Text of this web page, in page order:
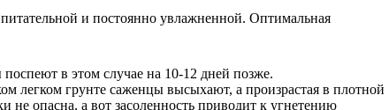
и постоянно увлажненной. Оптимальная
в этом случае на 10-12 дней позже.
легком грунте саженцы высыхают, а произрастая в плотной
опасна, а вот засоленность приводит к угнетению